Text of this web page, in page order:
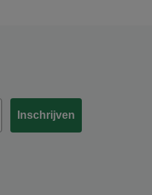
Inschrijven